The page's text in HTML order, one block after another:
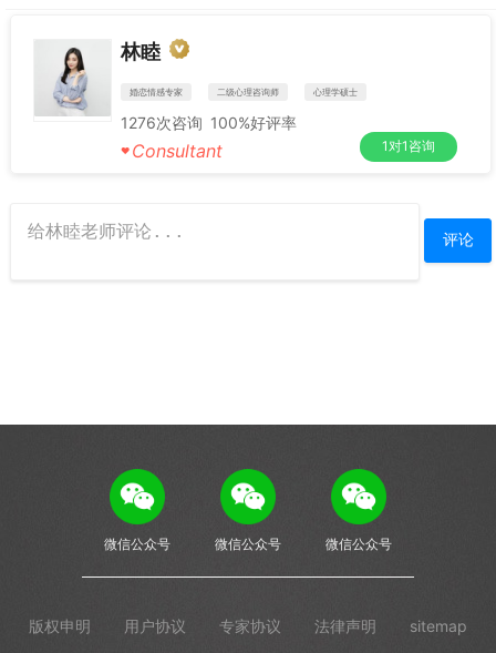
林睦
婚恋情感专家 二级心理咨询师 心理学硕士
1276次咨询 100%好评率
♥ Consultant 1对1咨询
微信公众号 微信公众号 微信公众号
版权申明 用户协议 专家协议 法律声明 sitemap